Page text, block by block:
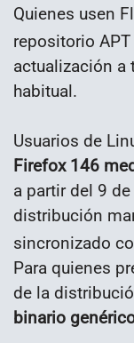
Quienes usen
repositorio
actualización a
habitual.
Usuarios de
Firefox 146
a partir del 9
distribución
sincronizado
Para quienes
de la
binario